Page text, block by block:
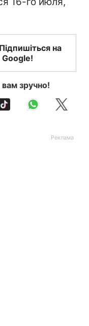
на
Google!
зручно!